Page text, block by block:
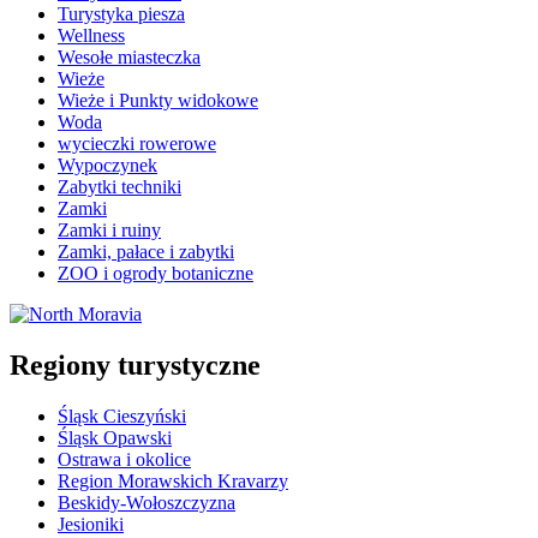
Turystyka piesza
Wellness
Wesołe miasteczka
Wieże
Wieże i Punkty widokowe
Woda
wycieczki rowerowe
Wypoczynek
Zabytki techniki
Zamki
Zamki i ruiny
Zamki, pałace i zabytki
ZOO i ogrody botaniczne
Regiony turystyczne
Śląsk Cieszyński
Śląsk Opawski
Ostrawa i okolice
Region Morawskich Kravarzy
Beskidy-Wołoszczyzna
Jesioniki